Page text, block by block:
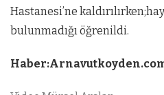
Hastanesi’ne
bulunmadığı öğrenildi.